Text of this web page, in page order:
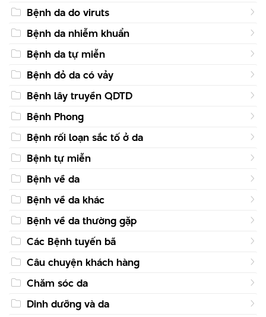
Bệnh da do viruts
Bệnh da nhiễm khuẩn
Bệnh da tự miễn
Bệnh đỏ da có vảy
Bệnh lây truyền QDTD
Bệnh Phong
Bệnh rối loạn sắc tố ở da
Bệnh tự miễn
Bệnh về da
Bệnh về da khác
Bệnh về da thường gặp
Các Bệnh tuyến bã
Câu chuyện khách hàng
Chăm sóc da
Dinh dưỡng và da